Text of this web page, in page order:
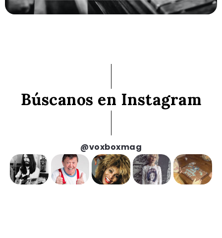
Búscanos en Instagram
@voxboxmag